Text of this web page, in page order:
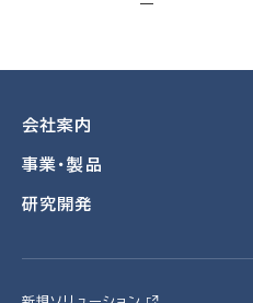
会社案内
事業・製品
研究開発